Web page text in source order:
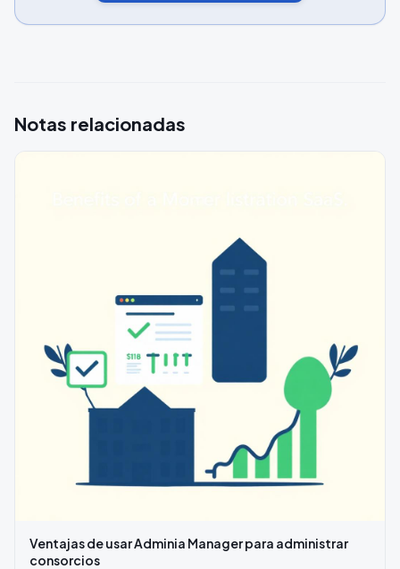
Notas relacionadas
Ventajas de usar Adminia Manager para administrar
consorcios